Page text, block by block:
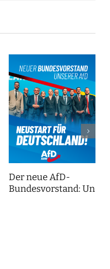
Der neue AfD-
Bundesvorstand: